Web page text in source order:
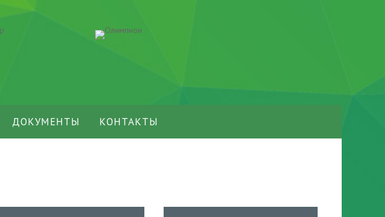
ДОКУМЕНТЫ КОНТАКТЫ